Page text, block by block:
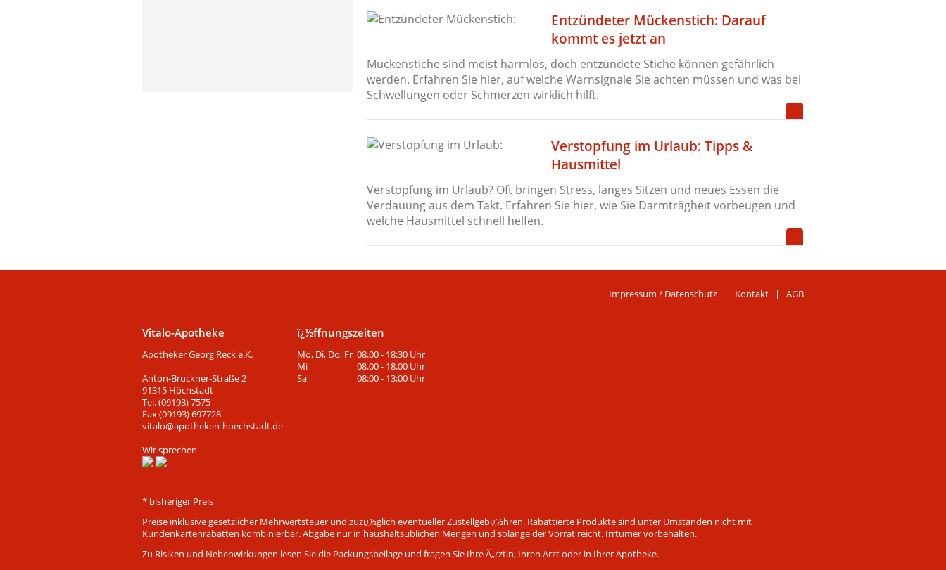
Entzündeter Mückenstich: Darauf
kommt es jetzt an
Mückenstiche sind meist harmlos, doch entzündete Stiche können gefährlich
werden. Erfahren Sie hier, auf welche Warnsignale Sie achten müssen und was bei
Schwellungen oder Schmerzen wirklich hilft.
Verstopfung im Urlaub: Tipps &
Hausmittel
Verstopfung im Urlaub? Oft bringen Stress, langes Sitzen und neues Essen die
Verdauung aus dem Takt. Erfahren Sie hier, wie Sie Darmträgheit vorbeugen und
welche Hausmittel schnell helfen.
Impressum / Datenschutz | Kontakt | AGB
Vitalo-Apotheke
Apotheker Georg Reck e.K.
Anton-Bruckner-Straße 2
91315 Höchstadt
Tel. (09193) 7575
Fax (09193) 697728
vitalo@apotheken-hoechstadt.de
Wir sprechen
ï¿½ffnungszeiten
Mo, Di, Do, Fr 08.00 - 18:30 Uhr
Mi
08.00 - 18.00 Uhr
Sa
08:00 - 13:00 Uhr
* bisheriger Preis
Preise inklusive gesetzlicher Mehrwertsteuer und zuzï¿½glich eventueller Zustellgebï¿½hren. Rabattierte Produkte sind unter Umständen nicht mit
Kundenkartenrabatten kombinierbar. Abgabe nur in haushaltsüblichen Mengen und solange der Vorrat reicht. Irrtümer vorbehalten.
Zu Risiken und Nebenwirkungen lesen Sie die Packungsbeilage und fragen Sie Ihre Ã„rztin, Ihren Arzt oder in Ihrer Apotheke.